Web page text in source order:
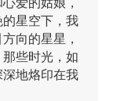
星空下，我
向的星星，
些时光，如
地烙印在我